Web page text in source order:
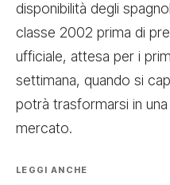
disponibilità degli
classe 2002 prima di
ufficiale, attesa per i
settimana, quando si
potrà trasformarsi in
mercato.
LEGGI ANCHE